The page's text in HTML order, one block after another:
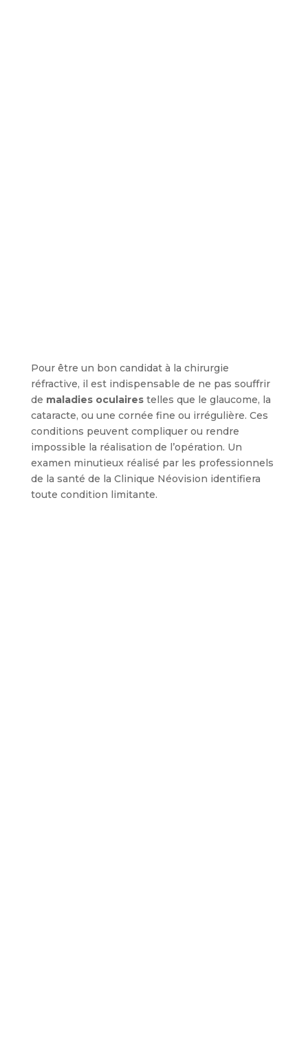
Pour être un bon candidat à la chirurgie
réfractive, il est indispensable de ne pas souffrir
de maladies oculairestelles que le glaucome, la
cataracte, ou une cornée fine ou irrégulière. Ces
conditions peuvent compliquer ou rendre
impossible la réalisation de l’opération. Un
examen minutieux réalisé par les professionnels
de la santé de la Clinique Néovision identifiera
toute condition limitante.